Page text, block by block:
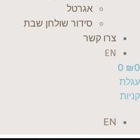
אגרטל
סידור שולחן שבת
צרו קשר
EN
₪0
0
עגלת
קניות
EN